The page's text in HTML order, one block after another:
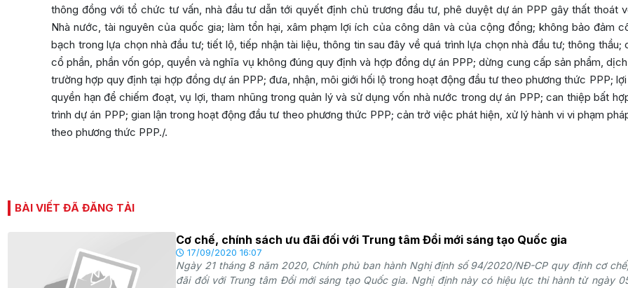
thông đồng với tổ chức tư vấn, nhà đầu tư dẫn tới quyết định chủ trương đầu tư, phê duyệt dự án PPP gây thất thoát
Nhà nước, tài nguyên của quốc gia; làm tổn hại, xâm phạm lợi ích của công dân và của cộng đồng; không bảo đảm
bạch trong lựa chọn nhà đầu tư; tiết lộ, tiếp nhận tài liệu, thông tin sau đây về quá trình lựa chọn nhà đầu tư; thông thầu;
cổ phần, phần vốn góp, quyền và nghĩa vụ không đúng quy định và hợp đồng dự án PPP; dừng cung cấp sản phẩm,
trường hợp quy định tại hợp đồng dự án PPP; đưa, nhận, môi giới hối lộ trong hoạt động đầu tư theo phương thức PPP;
quyền hạn để chiếm đoạt, vụ lợi, tham nhũng trong quản lý và sử dụng vốn nhà nước trong dự án PPP; can thiệp bất
trình dự án PPP; gian lận trong hoạt động đầu tư theo phương thức PPP; cản trở việc phát hiện, xử lý hành vi vi phạm
theo phương thức PPP./.
BÀI VIẾT ĐÃ ĐĂNG TẢI
Cơ chế, chính sách ưu đãi đối với Trung tâm Đổi mới sáng tạo Quốc gia
17/09/2020 16:07
Ngày 21 tháng 8 năm 2020, Chính phủ ban hành Nghị định số94/2020/NĐ-CP quy định cơ
đãi đối với Trung tâm Đổi mới sáng tạo Quốc gia. Nghị định này có hiệu lực thi hành từ ngày